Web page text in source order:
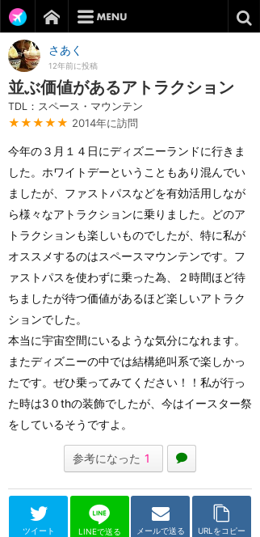
さあく
12年前に投稿
並ぶ価値があるアトラクション
TDL：スペース・マウンテン
★★★★★ 2014年に訪問
今年の３月１４日にディズニーランドに行きま
した。ホワイトデーということもあり混んでい
ましたが、ファストパスなどを有効活用しなが
ら様々なアトラクションに乗りました。どのア
トラクションも楽しいものでしたが、特に私が
オススメするのはスペースマウンテンです。フ
ァストパスを使わずに乗った為、２時間ほど待
ちましたが待つ価値があるほど楽しいアトラク
ションでした。
本当に宇宙空間にいるような気分になれます。
またディズニーの中では結構絶叫系で楽しかっ
たです。ぜひ乗ってみてください！！私が行っ
た時は3０thの装飾でしたが、今はイースター祭
をしているそうですよ。
参考になった 1
ツイート LINEで送る メールで送る URLをコピー